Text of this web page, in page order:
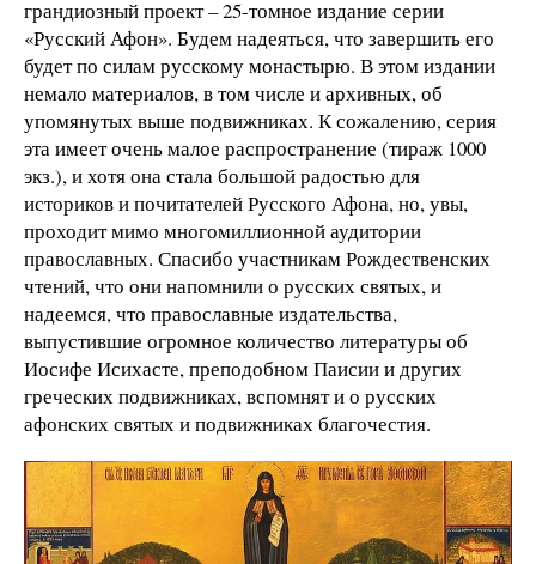
грандиозный проект – 25-томное издание серии
«Русский Афон». Будем надеяться, что завершить его
будет по силам русскому монастырю. В этом издании
немало материалов, в том числе и архивных, об
упомянутых выше подвижниках. К сожалению, серия
эта имеет очень малое распространение (тираж 1000
экз.), и хотя она стала большой радостью для
историков и почитателей Русского Афона, но, увы,
проходит мимо многомиллионной аудитории
православных. Спасибо участникам Рождественских
чтений, что они напомнили о русских святых, и
надеемся, что православные издательства,
выпустившие огромное количество литературы об
Иосифе Исихасте, преподобном Паисии и других
греческих подвижниках, вспомнят и о русских
афонских святых и подвижниках благочестия.